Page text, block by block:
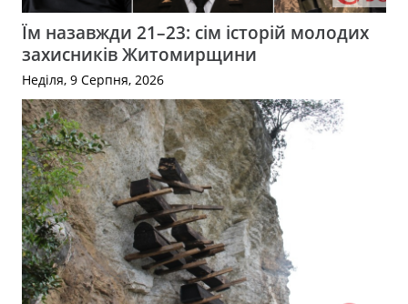
Їм назавжди 21–23: сім історій молодих
захисників Житомирщини
Неділя, 9 Серпня, 2026